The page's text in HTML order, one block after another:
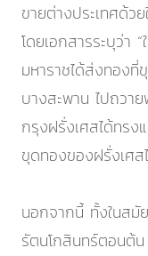
ขายต่างประเทศด้ว
โดยเอกสารระบุว่า
มหาราชได้ส่งทองที่
บางสะพาน ไปถวา
กรุงฝรั่งเศสได้ทรง
ขุดทองของฝรั่งเศส
นอกจากนี้ ทั้งในสมั
รัตนโกสินทร์ตอนต้